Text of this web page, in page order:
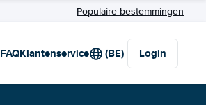
Populaire bestemmingen
FAQKlantenservice (BE) Login